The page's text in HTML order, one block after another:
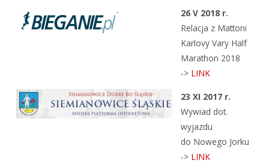
26 V 2018 r.
Relacja z Mattoni
Karlovy Vary Half
Marathon 2018
-> LINK
23 XI 2017 r.
Wywiad dot.
wyjazdu
do Nowego Jorku
-> LINK